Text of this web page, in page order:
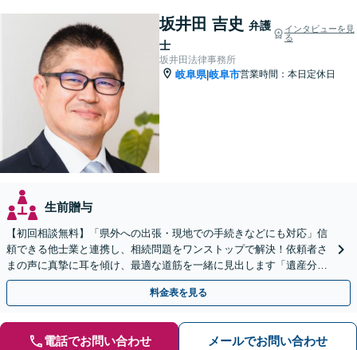
坂井田 吉史 弁護
士
インタビューを見
る
坂井田法律事務所
岐阜県|岐阜市営業時間：本日定休日
生前贈与
【初回相談無料】「県外への出張・現地での手続きなどにも対応」信
頼できる他士業と連携し、相続問題をワンストップで解決！依頼者さ
まの声に真摯に耳を傾け、最適な道筋を一緒に見出します「遺産分割
／寄与分／成年後見／遺留分／相続放棄／遺言書作成など」
料金表を見る
電話でお問い合わせ メールでお問い合わせ